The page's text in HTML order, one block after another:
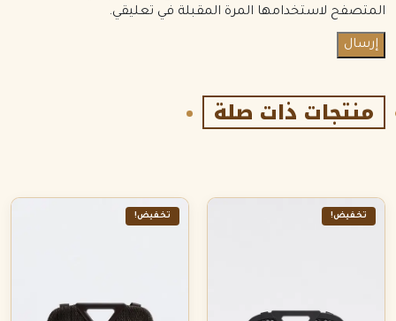
المتصفح لاستخدامها المرة المقبلة في تعليقي.
منتجات ذات صلة
تخفيض! تخفيض!